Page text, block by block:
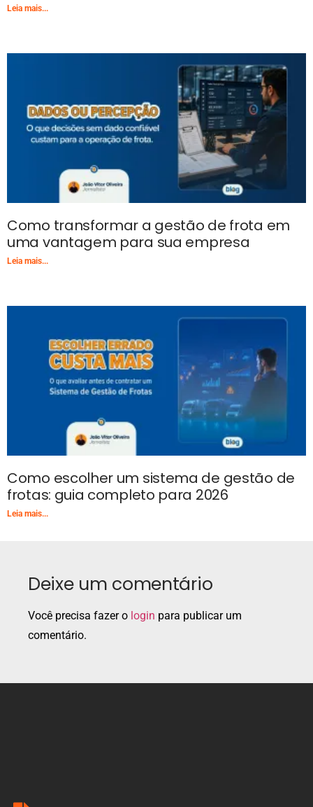
Leia mais...
Como transformar a gestão de frota em
uma vantagem para sua empresa
Leia mais...
Como escolher um sistema de gestão de
frotas: guia completo para 2026
Leia mais...
Deixe um comentário
Você precisa fazer o login para publicar um
comentário.